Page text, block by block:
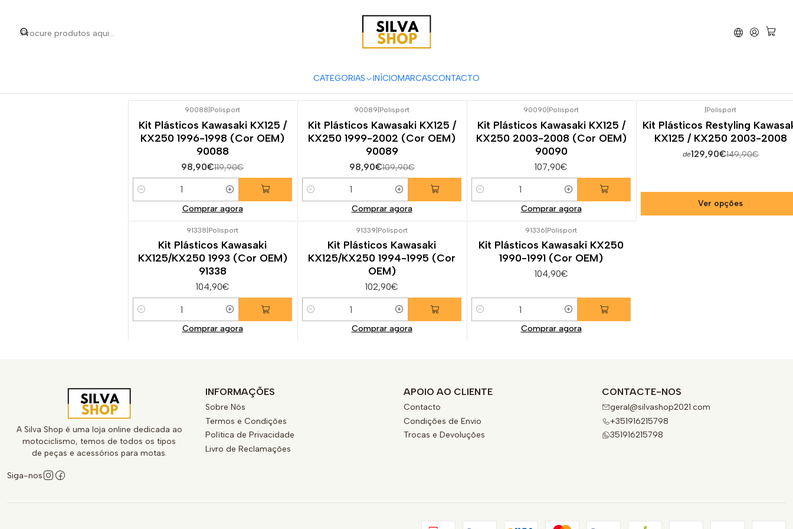
CATEGORIAS INÍCIOMARCASCONTACTO
KX250
90088 Polisport
Kit Plásticos Kawasaki KX125 /
KX250 1996-1998 (Cor OEM)
90088
98,90€119,90€
Quantidade
Comprar agora
90089 Polisport
Kit Plásticos Kawasaki KX125 /
KX250 1999-2002 (Cor OEM)
90089
98,90€109,90€
Quantidade
Comprar agora
90090 Polisport
Kit Plásticos Kawasaki KX125 /
KX250 2003-2008 (Cor OEM)
90090
107,90€
Quantidade
Comprar agora
Polisport
Kit Plásticos Restyling
KX125 / KX250 2003-2008
de129,90€149,90€
Ver opções
91338|Polisport
Kit Plásticos Kawasaki
KX125/KX250 1993 (Cor OEM)
91338
104,90€
Quantidade
Comprar agora
91339|Polisport
Kit Plásticos Kawasaki
KX125/KX250 1994-1995 (Cor
OEM)
102,90€
Quantidade
Comprar agora
91336|Polisport
Kit Plásticos Kawasaki KX250
1990-1991 (Cor OEM)
104,90€
Quantidade
Comprar agora
A Silva Shop é uma loja online dedicada ao
motociclismo, temos de todos os tipos
de peças e acessórios para motas.
Siga-nos
INFORMAÇÕES
Sobre Nós
Termos e Condições
Política de Privacidade
Livro de Reclamações
APOIO AO CLIENTE
Contacto
Condições de Envio
Trocas e Devoluções
CONTACTE-NOS
geral@silvashop2021.com
+351916215798
351916215798